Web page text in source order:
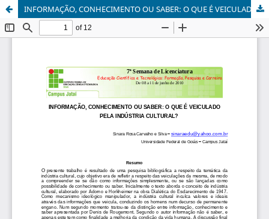
INFORMAÇÃO, CONHECIMENTO OU SABER: O QUE É VEICULADO PELA INDÚSTRIA CULTURAL?